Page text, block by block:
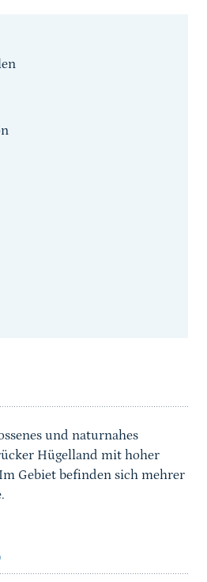
und naturnahes
Hügelland mit hoher
Gebiet befinden sich mehrer